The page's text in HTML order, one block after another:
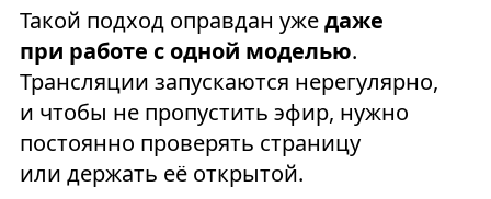
Такой подход оправдан ужедаже
при работе с одной моделью.
Трансляции запускаются нерегулярно,
и чтобы не пропустить эфир, нужно
постоянно проверять страницу
или держать её открытой.